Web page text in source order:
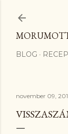
BLOG
november 09,